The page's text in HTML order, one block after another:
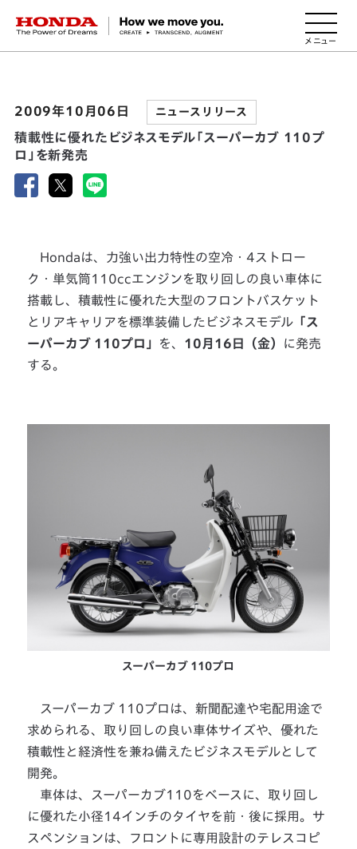
HONDA The Power of Dreams
2009年10月06日 ニュースリリース
積載性に優れたビジネスモデル「スーパーカブ 110プ
ロ」を新発売
Hondaは、力強い出力特性の空冷・4ストロー
ク・単気筒110ccエンジンを取り回しの良い車体に
搭載し、積載性に優れた大型のフロントバスケット
とリアキャリアを標準装備したビジネスモデル 「ス
ーパーカブ 110プロ」
を、 10月16日（金）
に発売
する。
スーパーカブ 110プロ
スーパーカブ 110プロは、新聞配達や宅配用途で
求められる、取り回しの良い車体サイズや、優れた
積載性と経済性を兼ね備えたビジネスモデルとして
開発。
車体は、スーパーカブ110をベースに、取り回し
に優れた小径14インチのタイヤを前・後に採用。サ
スペンションは、フロントに専用設計のテレスコピ